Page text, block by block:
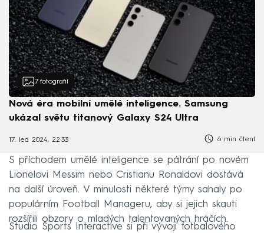
7 fotografií
Nová éra mobilní umělé inteligence. Samsung
ukázal světu titanový Galaxy S24 Ultra
17. led 2024, 22:33 6 min čtení
S příchodem umělé inteligence se pátrání po novém
Lionelovi Messim nebo Cristianu Ronaldovi dostává
na další úroveň. V minulosti některé týmy sahaly po
populárním Football Manageru, aby si jejich skauti
rozšířili obzory o mladých talentovaných hráčích.
Studio Sports Interactive si při vývoji fotbalového